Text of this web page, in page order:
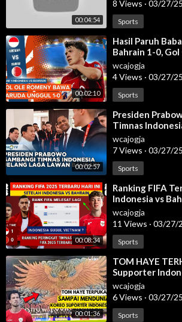
Jadwal siaran langsung Serie A nanti malam
Jadwal liga Italia live nanti malam
Klasemen terbaru Liga Italia
Klasemen Serie A Italia 2025
Klasemen Liga Italia terbaru hari ini
Hasil pertandingan Serie A semalam
Klasemen Liga Italia 2023/2024
Jadwal as Roma malam ini
Jadwal Liga Italia nanti malam
Liga Italia di RCTI Malam ini
Klasemen Liga Italia terbaru
Hasil Juventus Serie A tadi malam
Siaran langsung Liga Italia malam ini
Giornata Serie A Italia 2025
Jadwal terbaru Liga Italia malam ini
Serie A Italia MNCTV
Klasemen liga Serie A Giornata 27
Serie A Italia RCTI
Klasemen Liga Italia 2025 Tadi Malam
Hasil AC Milan semalam
Klasemen terbaru Serie A Italia 2025
00:04:54
8 Views · 03/27/25
Sports
00:02:10
⁣Hasil Paruh
Bahrain 1-0, Gol
Garuda Unggul!
wcajogja
4 Views · 03/27/25
Sports
00:02:57
⁣Presiden
Timnas
Lawan Bahrain,
wcajogja
7 Views · 03/27/25
Sports
00:08:34
⁣Ranking FIFA
Indonesia vs
Timnas Indonesia
wcajogja
11 Views · 03/27/
Sports
00:01:36
⁣TOM HAYE
Supporter
CIUT! Indonesia
wcajogja
6 Views · 03/27/25
Sports